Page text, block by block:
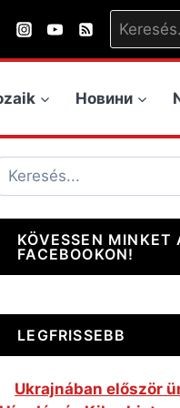
Keresés:
Новини
Keresés
KÖVESSEN MINKET
FACEBOOKON!
LEGFRISSEBB
Ukrajnában először